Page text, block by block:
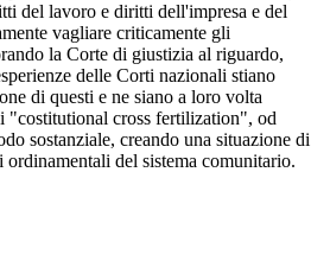
del lavoro e diritti dell'impresa e del
vagliare criticamente gli
la Corte di giustizia al riguardo,
delle Corti nazionali stiano
di questi e ne siano a loro volta
"costitutional cross fertilization", od
sostanziale, creando una situazione di
del sistema comunitario.